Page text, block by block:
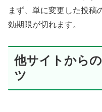
まず、単に変更した投稿
効期限が切れます。
他サイトから
ツ